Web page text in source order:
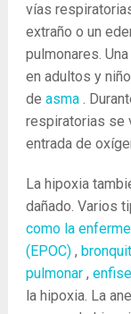
vías
extraño o un
pulmonares.
en adultos y
de asma.
respiratorias se
entrada de
La hipoxia
dañado. Varios
como la
(EPOC),
pulmonar,
la hipoxia. La